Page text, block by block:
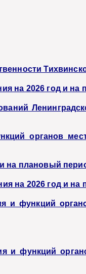
на 2026 год и
органов
на плановый
на 2026 год и
функций
функций